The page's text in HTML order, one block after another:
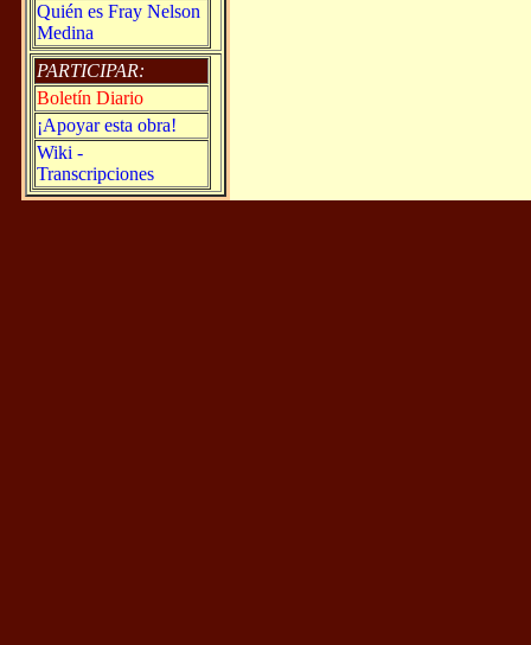
Quién es Fray Nelson
Medina
PARTICIPAR:
Boletín Diario
¡Apoyar esta obra!
Wiki -
Transcripciones